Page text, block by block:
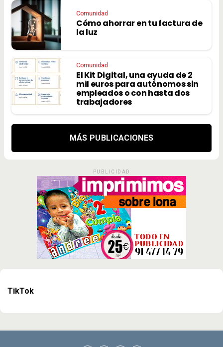
Comunidad
Cómo ahorrar en tu factura de
la luz
Comunidad
El Kit Digital, una ayuda de 2
mil euros para autónomos sin
empleados o con hasta dos
trabajadores
MÁS PUBLICACIONES
PUBLICIDAD
TikTok